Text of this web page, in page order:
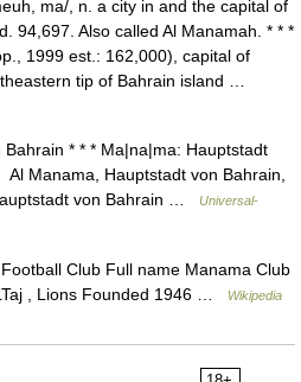
ma/, n. a city in and the capital of
94,697. Also called Al Manamah. * * *
1999 est.: 162,000), capital of
tip of Bahrain island …
* * * Ma|na|ma: Hauptstadt
Manama, Hauptstadt von Bahrain,
von Bahrain …
Universal-
Club Full name Manama Club
, Lions Founded 1946 …
Wikipedia